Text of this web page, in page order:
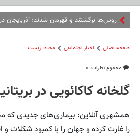
روس‌ها برگشتند و قهرمان شدند؛ آذربایجان
صفحه اصلی اخبار اجتماعی محیط زیست
مجموع نظرات: ۰
گلخانه کاکائویی در
همشهری آنلاین: بیماری‌های جدیدی که
را غارت کرده و جهان را با کمبود شکلات